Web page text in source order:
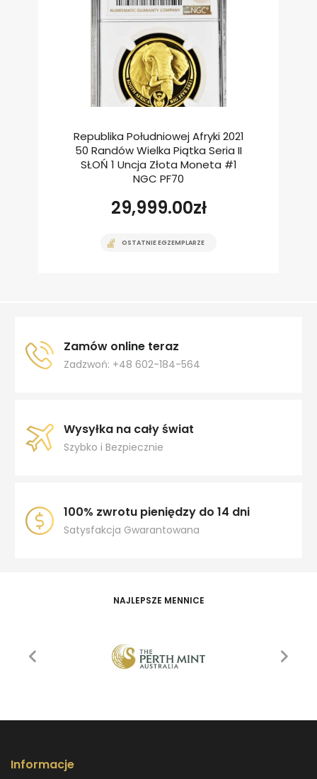
Republika Południowej Afryki 2021
50 Randów Wielka Piątka Seria II
SŁOŃ 1 Uncja Złota Moneta #1
NGC PF70
29,999.00zł
OSTATNIE EGZEMPLARZE
Zamów online teraz
Zadzwoń: +48 602-184-564
Wysyłka na cały świat
Szybko i Bezpiecznie
100% zwrotu pieniędzy do 14 dni
Satysfakcja Gwarantowana
NAJLEPSZE MENNICE
Informacje